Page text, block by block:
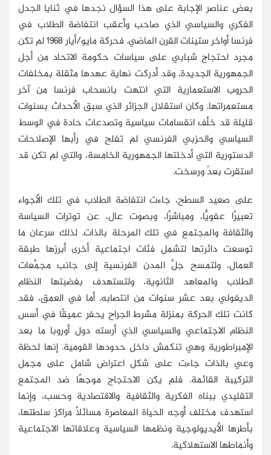
بعض عناصر الإجابة على هذا السؤال نجدها في ثنايا الجدل
الفكري والسياسي الذي صاحب وأعقب انتفاضة الطلاب في
فرنسا أواخر ستينات القرن الماضي. فحركة مايو/أيار 1968 لم تكن
مجرد احتجاج شبابي على سياسات حكومة الاتحاد من أجل
الجمهورية الجديدة، وقد أدركت نهاية عهدها مثقلة بمخلفات
الحروب الاستعمارية التي انتهت بانسحاب فرنسا من آخر
مستعمراتها. وكان استقلال الجزائر الذي سبق الأحداث بسنوات
قليلة قد خلَّف انقسامات سياسية وتصدعات حادة في الوسط
السياسي والحزبي الفرنسي لم تفلح في رأبها الإصلاحات
الدستورية التي أدخلتها الجمهورية الخامسة، والتي لم تكن قد
استقرت بعدُ ورسخت.
على صعيد السطح، جاءت انتفاضة الطلاب في تلك الأجواء
تعبيرًا عفويًّا، ومباشرًا، وبصوت عال، عن توترات السياسة
والثقافة والمجتمع في تلك المرحلة بالذات. لذلك سرعان ما
توسعت دائرتها لتشمل فئات اجتماعية أخرى أبرزها طبقة
العمال، ولتمسح جلَّ المدن الفرنسية إلى جانب مجمَّعات
الطلاب والمعاهد الثانوية، ولتستهدف بغضبتها النظام
الديغولي بعد عشر سنوات من انتصابه. أما في العمق، فقد
كانت تلك الحركة بمنزلة مشرط الجراح يحفر عميقًا في أسس
النظام الاجتماعي والسياسي الذي أرسته دول أوروبا ما بعد
الإمبراطورية وهي تنكمش داخل حدودها القومية. إنها لحظة
وعي بالذات جاءت على شكل اعتراض شامل على مجمل
التركيبة القائمة. فلم يكن الاحتجاج موجهًا ضد المجتمع
التقليدي ببناه الفكرية والثقافية والاقتصادية وحسب، وإنما
استهدف مختلف أوجه الحياة المعاصرة مسائلًا مراكز سلطتها،
بأطرها الأيديولوجية ونظمها السياسية وعلاقاتها الاجتماعية
وأنماطها الاستهلاكية.